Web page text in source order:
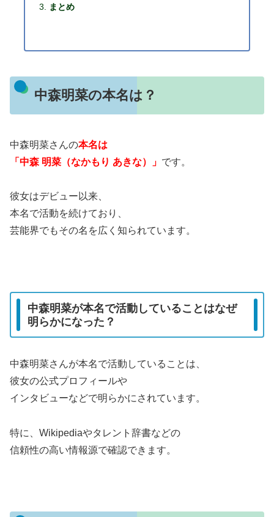
まとめ
中森明菜の本名は？
中森明菜さんの本名は
「中森 明菜（なかもり あきな）」 です。
彼女はデビュー以来、
本名で活動を続けており、
芸能界でもその名を広く知られています。
中森明菜が本名で活動していることはなぜ
明らかになった？
中森明菜さんが本名で活動していることは、
彼女の公式プロフィールや
インタビューなどで明らかにされています。
特に、Wikipediaやタレント辞書などの
信頼性の高い情報源で確認できます。